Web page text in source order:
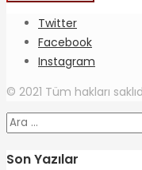
Twitter
Facebook
Instagram
© 2021 Tüm hakları
Arama:
Son Yazılar